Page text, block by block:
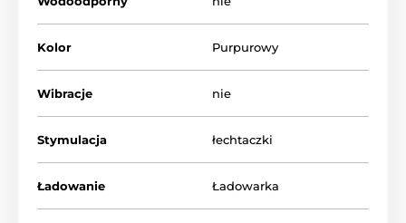
Kolor Purpurowy
Wibracje nie
Stymulacja łechtaczki
Ładowanie Ładowarka